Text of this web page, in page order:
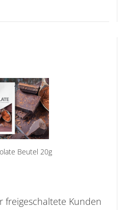
Beutel 20g
freigeschaltete Kunden